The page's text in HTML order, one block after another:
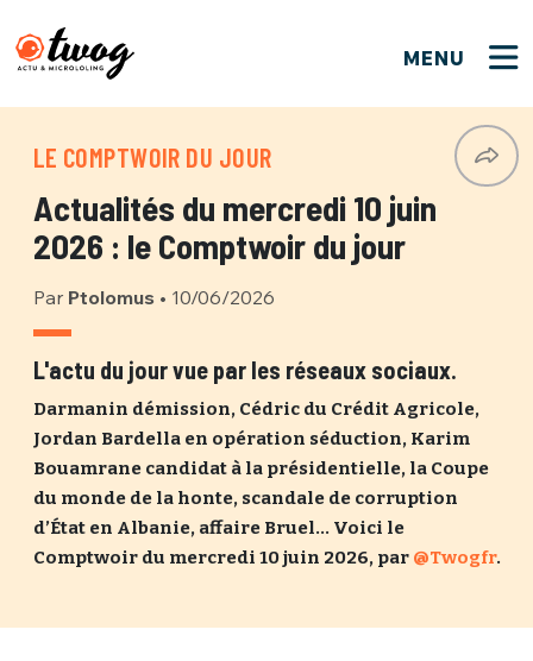
MENU
LE COMPTWOIR DU JOUR
Actualités du mercredi 10 juin
2026 : le Comptwoir du jour
Par Ptolomus • 10/06/2026
L'actu du jour vue par les réseaux sociaux.
Darmanin démission, Cédric du Crédit Agricole,
Jordan Bardella en opération séduction, Karim
Bouamrane candidat à la présidentielle, la Coupe
du monde de la honte, scandale de corruption
d’État en Albanie, affaire Bruel… Voici le
Comptwoir du mercredi 10 juin 2026, par @Twogfr.
PSEUDO*
EMAIL*
PASSWORD*
JE M'INSCRIS
Connexion
PSEUDO
MOT DE PASSE Mot de passe perdu ?
CONNEXION
FERMER
VOTRE PARTICIPATION
Que souhaitez-vous proposer ?
Quelques tweets
C'EST PARTI
Ma propre sélection
M'INSCRIRE
ME CONNECTER
Un Thread